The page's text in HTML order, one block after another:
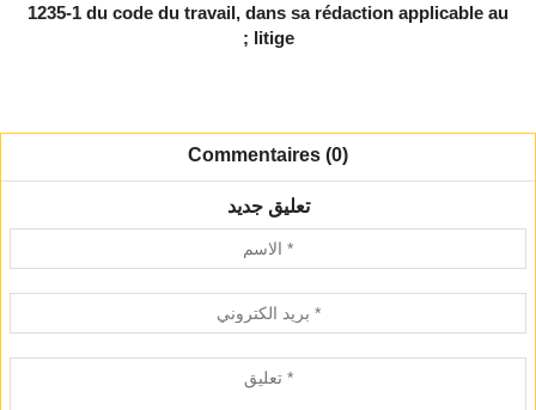
1235-1 du code du travail, dans sa rédaction applicable au
litige ;
Commentaires (0)
تعليق جديد